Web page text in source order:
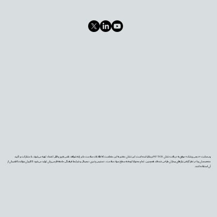
وب‌سایت «دیجی‌پزشک» موفق به دریافت نشان PIF TICK بریتانیا شده است. این نشان معتبر به این معناست که اطلاعات سلامت ما بر پایه شواهد علمی به‌روز و قابل اعتماد تهیه می‌شوند، با مشارکت و تأیید
متخصصان و با در نظر گرفتن نیازهای بیماران طراحی شده‌اند. همچنین، تمام محتوا با توجه به سطح سواد سلامت، دسترس‌پذیری دیجیتال و شرایط فرهنگی جامعه فارسی‌زبان تولید می‌شود تا کاربران بتوانند با اطمینان از
آن استفاده کنند.